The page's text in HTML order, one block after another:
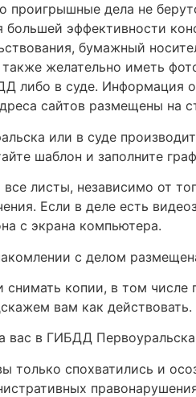
проигрышные дела не
эффективности
бумажный
желательно иметь
либо в суде. Информация
сайтов размещены на
или в суде
шаблон и заполните
листы, независимо от
Если в деле есть
с экрана компьютера.
с делом
копии, в том
вам как действовать.
вас в ГИБДД
только спохватились и